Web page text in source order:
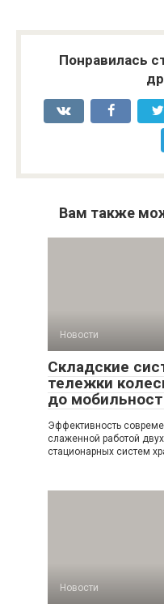
Понравилась
Вам также
Новости
Складские
тележки
до
Эффективность
слаженной работой
стационарных систем
Новости